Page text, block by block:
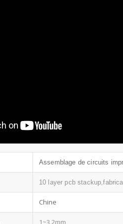
Assemblage de circuits
10 layer pcb
Chine
1~3,2mm